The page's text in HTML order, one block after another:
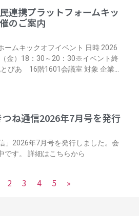
いただいた皆さま、ありがとうござ
連携プラットフォームキッ
のご案内
ームキックオフイベント 日時 2026
金）18：30～20：30※イベント終
とぴあ 16階1601会議室 対象 企業
講演および対談 第二部：スモール
合わせ先 北区し
つね通信2026年7月号を発行
」2026年7月号を発行しました。会
です。 詳細はこちらから
2 3 4 5
»